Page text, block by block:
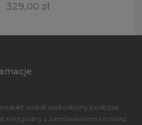
329,00 zł
został uszkodzony podczas
niezgodny z zamówieniem to masz